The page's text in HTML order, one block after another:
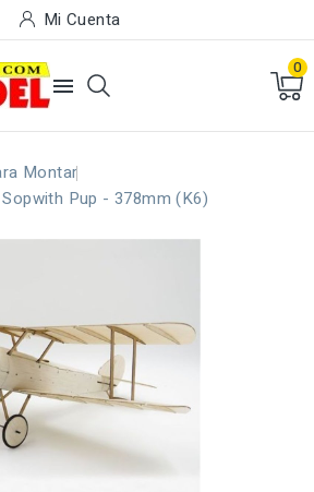
Mi Cuenta

0
Montar
Pup - 378mm (K6)